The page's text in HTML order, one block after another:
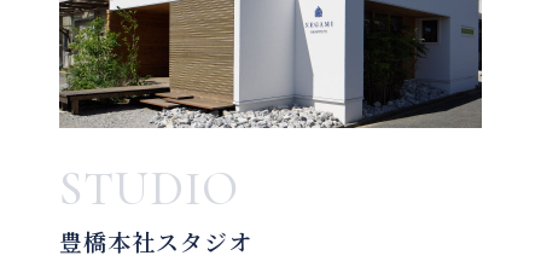
STUDIO
豊橋本社スタジオ